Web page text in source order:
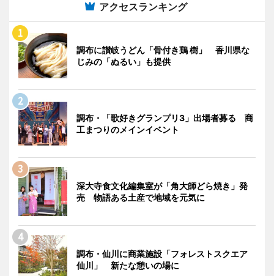
アクセスランキング
調布に讃岐うどん「骨付き鶏 樹」 香川県な
じみの「ぬるい」も提供
調布・「歌好きグランプリ3」出場者募る 商
工まつりのメインイベント
深大寺食文化編集室が「角大師どら焼き」発
売 物語ある土産で地域を元気に
調布・仙川に商業施設「フォレストスクエア
仙川」 新たな憩いの場に